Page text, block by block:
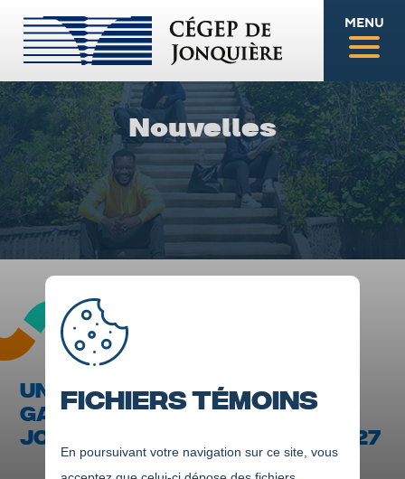
Fichiers témoins
En poursuivant votre navigation sur ce site, vous
MENU
Nouvelles
UNE ÉQUIPE DE BASEBALL DES
GAILLARDS DU CÉGEP DE
JONQUIÈRE DÈS L’AUTOMNE 2027